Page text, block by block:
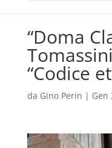
“Doma
“Codice
da Gino Perin | Gen